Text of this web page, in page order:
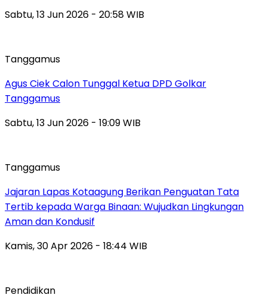
Sabtu, 13 Jun 2026 - 20:58 WIB
Tanggamus
Agus Ciek Calon Tunggal Ketua DPD Golkar
Tanggamus
Sabtu, 13 Jun 2026 - 19:09 WIB
Tanggamus
Jajaran Lapas Kotaagung Berikan Penguatan Tata
Tertib kepada Warga Binaan: Wujudkan Lingkungan
Aman dan Kondusif
Kamis, 30 Apr 2026 - 18:44 WIB
Pendidikan